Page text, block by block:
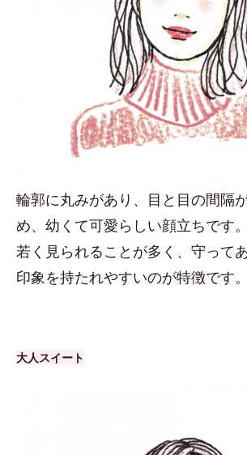
輪郭に丸みがあり、目と目の間隔
め、幼くて可愛らしい顔立ちです
若く見られることが多く、守って
印象を持たれやすいのが特徴です。
大人スイート